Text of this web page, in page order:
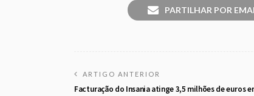
PARTILHAR POR
ARTIGO ANTERIOR
Facturação do Insania atinge 3,5 milhões de euros